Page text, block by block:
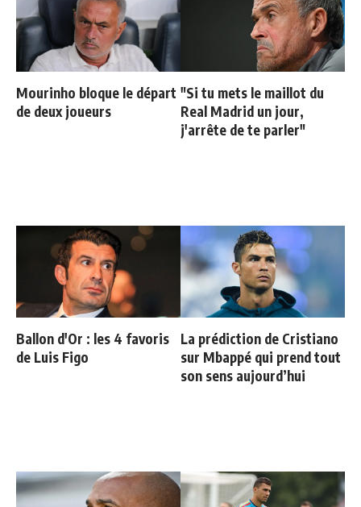
Mourinho bloque le départ
de deux joueurs
"Si tu mets le maillot du
Real Madrid un jour,
j'arrête de te parler"
Ballon d'Or : les 4 favoris
de Luis Figo
La prédiction de Cristiano
sur Mbappé qui prend tout
son sens aujourd’hui